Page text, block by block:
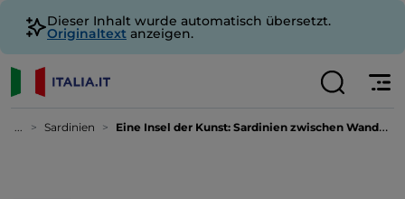
Dieser Inhalt wurde automatisch übersetzt.
Originaltext anzeigen.
... Sardinien Eine Insel der Kunst: Sardinien zwischen Wandmalereien und Museen der Gegenwart